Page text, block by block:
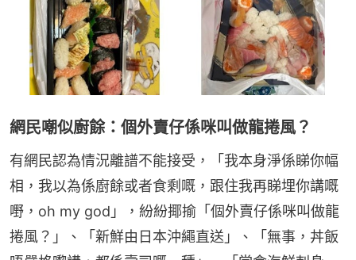
網民嘲似廚餘：個外賣仔係咪叫做龍捲風？
有網民認為情況離譜不能接受，「我本身淨係睇你幅
相，我以為係廚餘或者食剩嘅，跟住我再睇埋你講嘅
嘢，oh my god」，紛紛揶揄「個外賣仔係咪叫做龍
捲風？」、「新鮮由日本沖繩直送」、「無事，丼飯